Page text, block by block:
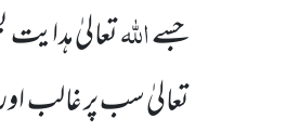
جسےاللہتعالیٰ
تعالیٰ سب پر غالب